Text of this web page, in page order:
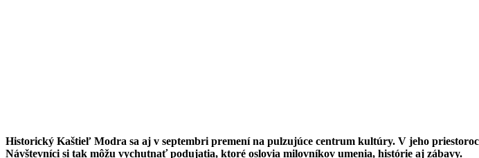
Historický Kaštieľ Modra sa aj v septembri premení na pulzujúce centrum kultúry. V jeho
Návštevníci si tak môžu vychutnať podujatia, ktoré oslovia milovníkov umenia, histórie aj zábavy.